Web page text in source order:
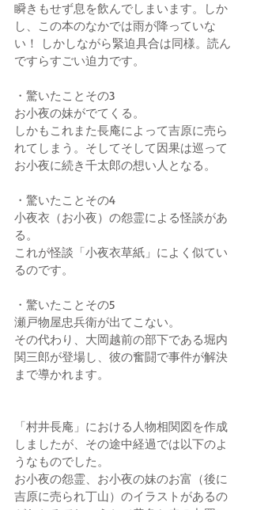
瞬きもせず息を飲んでしまいます。しか
し、この本のなかでは雨が降っていな
い！ しかしながら緊迫具合は同様。読ん
ですらすごい迫力です。
・驚いたことその3
お小夜の妹がでてくる。
しかもこれまた長庵によって吉原に売ら
れてしまう。そしてそして因果は巡って
お小夜に続き千太郎の想い人となる。
・驚いたことその4
小夜衣（お小夜）の怨霊による怪談があ
る。
これが怪談「小夜衣草紙」によく似てい
るのです。
・驚いたことその5
瀬戸物屋忠兵衛が出てこない。
その代わり、大岡越前の部下である堀内
関三郎が登場し、彼の奮闘で事件が解決
まで導かれます。
「村井長庵」における人物相関図を作成
しましたが、その途中経過では以下のよ
うなものでした。
お小夜の怨霊、お小夜の妹のお富（後に
吉原に売られ丁山）のイラストがあるの